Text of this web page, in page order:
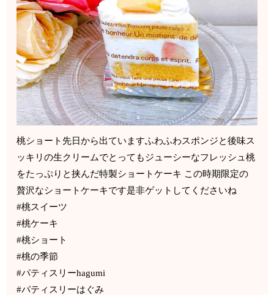
桃ショート先日から出ていますふわふわスポンジと後味ス
ッキリの生クリームでとってもジューシーなフレッシュ桃
をたっぷりと挟んだ特製ショートケーキ この時期限定の
贅沢なショートケーキです是非ゲットしてくださいね
#桃スイーツ
#桃ケーキ
#桃ショート
#桃の季節
#パティスリーhagumi
#パティスリーはぐみ